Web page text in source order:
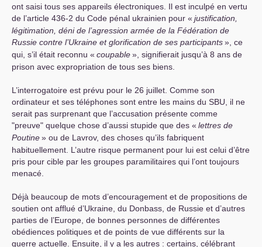
ont saisi tous ses appareils électroniques. Il est inculpé en vertu
de l’article 436-2 du Code pénal ukrainien pour « justification,
légitimation, déni de l’agression armée de la Fédération de
Russie contre l’Ukraine et glorification de ses participants», ce
qui, s’il était reconnu « coupable», signifierait jusqu’à 8 ans de
prison avec expropriation de tous ses biens.
L’interrogatoire est prévu pour le 26 juillet. Comme son
ordinateur et ses téléphones sont entre les mains du SBU , il ne
serait pas surprenant que l’accusation présente comme
"preuve" quelque chose d’aussi stupide que des « lettres de
Poutine» ou de Lavrov, des choses qu’ils fabriquent
habituellement. L’autre risque permanent pour lui est celui d’être
pris pour cible par les groupes paramilitaires qui l’ont toujours
menacé.
Déjà beaucoup de mots d’encouragement et de propositions de
soutien ont afflué d’Ukraine, du Donbass, de Russie et d’autres
parties de l’Europe, de bonnes personnes de différentes
obédiences politiques et de points de vue différents sur la
guerre actuelle. Ensuite, il y a les autres : certains, célébrant